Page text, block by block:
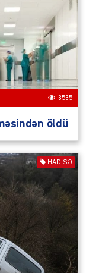
3535
öldü
HADISƏ